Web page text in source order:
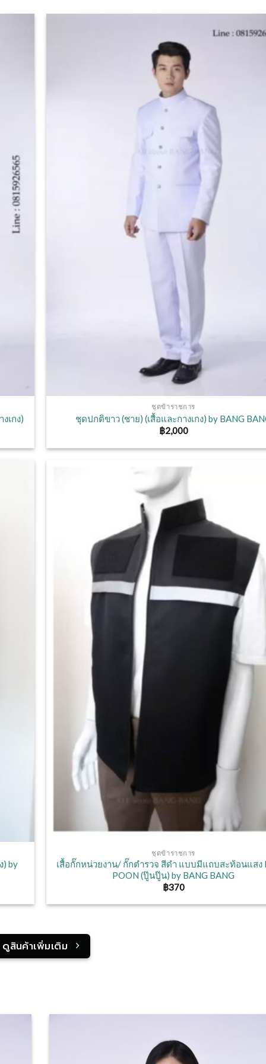
เกง)
ชุดข้าราชการ
ชุดปกติขาว (ชาย) (เสื้อและกางเกง) by BANG
฿2,000
) by
ชุดข้าราชการ
เสื้อกั๊กหน่วยงาน/ กั๊กตำรวจ สีดำ แบบมีแถบสะท้อนแสง
POON (ปู๊นปู๊น) by BANG BANG
฿370
ดูสินค้าเพิ่มเติม